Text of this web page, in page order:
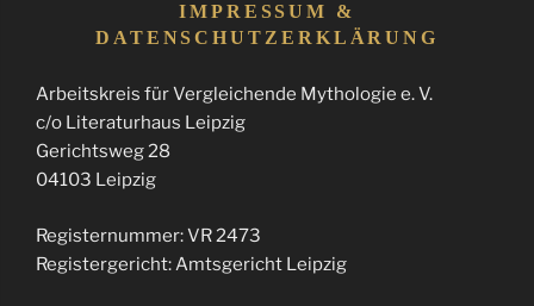
IMPRESSUM &
DATENSCHUTZERKLÄRUNG
Arbeitskreis für Vergleichende Mythologie e. V.
c/o Literaturhaus Leipzig
Gerichtsweg 28
04103 Leipzig
Registernummer: VR 2473
Registergericht: Amtsgericht Leipzig